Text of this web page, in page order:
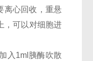
离心回收，重悬
，可以对细胞进
入1ml胰酶吹散